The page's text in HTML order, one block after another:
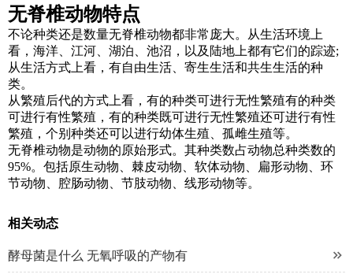
无脊椎动物特点
不论种类还是数量无脊椎动物都非常庞大。从生活环境上
看，海洋、江河、湖泊、池沼，以及陆地上都有它们的踪迹;
从生活方式上看，有自由生活、寄生生活和共生生活的种
类。
从繁殖后代的方式上看，有的种类可进行无性繁殖有的种类
可进行有性繁殖，有的种类既可进行无性繁殖还可进行有性
繁殖，个别种类还可以进行幼体生殖、孤雌生殖等。
无脊椎动物是动物的原始形式。其种类数占动物总种类数的
95%。包括原生动物、棘皮动物、软体动物、扁形动物、环
节动物、腔肠动物、节肢动物、线形动物等。
相关动态

酵母菌是什么 无氧呼吸的产物有